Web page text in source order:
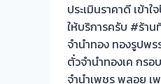
โรง
จำนำ
ร้าน
ทอง
ประเมิน
ประเมินราคาดี เข้
ให้บริการครับ #ร้า
จำนำทอง ทองรูปพ
ตั๋วจำนำทองเค กร
จำนำเพชร พลอย เ